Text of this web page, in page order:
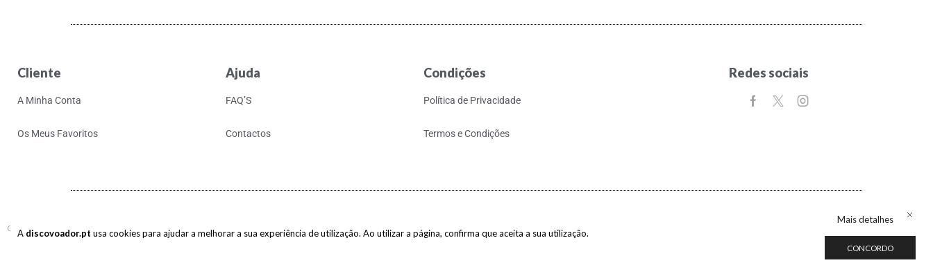
A discovoador.pt usa cookies para ajudar a melhorar a sua experiência de utilização. Ao utilizar a página, confirma que aceita a sua utilização.
Mais detalhes
CONCORDO
Cliente
A Minha Conta
Os Meus Favoritos
Ajuda
FAQ’S
Contactos
Condições
Política de Privacidade
Termos e Condições
Redes sociais
Copyright © 2017-2026 discovoador. Todos os direitos reservados.